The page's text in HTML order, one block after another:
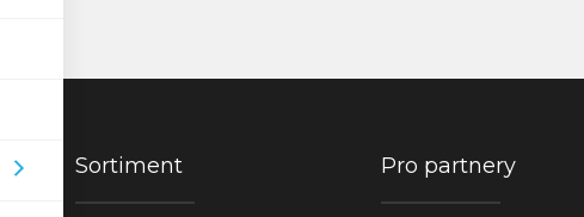
Sortiment Pro partnery